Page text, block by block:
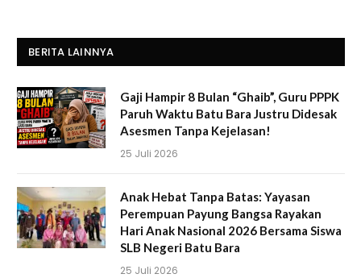
BERITA LAINNYA
Gaji Hampir 8 Bulan “Ghaib”, Guru PPPK
Paruh Waktu Batu Bara Justru Didesak
Asesmen Tanpa Kejelasan!
25 Juli 2026
Anak Hebat Tanpa Batas: Yayasan
Perempuan Payung Bangsa Rayakan
Hari Anak Nasional 2026 Bersama Siswa
SLB Negeri Batu Bara
25 Juli 2026